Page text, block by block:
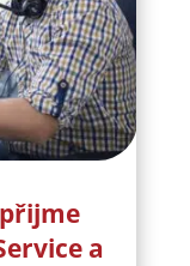
přijme
a